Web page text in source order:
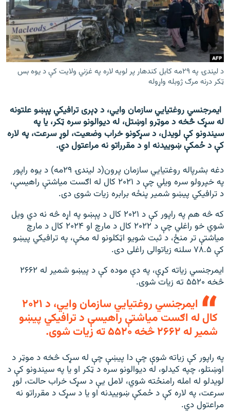
اړیکه
دري پاڼه
Azadi English
راسره ملګري شئ
د ازادې اروپا/ ازادي راډيو ټولې پاڼې
د لیندۍ په ۲۹مه کابل کندهار پر لویه لاره په غزني ولایت کې د یوه بس
ټکر درنه مرګ ژوبله واړوله
ایمرجنسي روغتیايي سازمان وايي، د ډېری ترافیکي پېښو علتونه
له سړک څخه د موټرو اوښتل، له دیوالونو سره ټکر، یا په
سیندونو کې لویدل، د سړکونو خراب وضعیت، لوړ سرعت، په لاره
کې د ځمکې ښوییدنه او د مقرراتو نه مراعتول دي.
دغه بشرپاله روغتیايي سازمان پرون(د لیندۍ ۲۹مه) د یوه راپور
په خپرولو سره ویلي چې د ۲۰۲۱ کال له اګست میاشتې راهیسې،
د ترافیکي پيښو شمیر پنځه برابره زیات شوی دی.
که څه هم په راپور کې د ۲۰۲۱ کال د پېښو په اړه څه نه دي ویل
شوي خو راغلي چې د ۲۰۲۲ کال د مارچ او ۲۰۲۴ کال د مارچ
میاشتې تر منځ، د ثبت شویو اټکلونو له مخې، په ترافیکي پیښو
کې ۷۸.۵ سلنه زیاتوالی راغلی دی.
ایمرجنسي زیاته کړې، په دې موده کې د پيښو شمیر له ۲۶۶۲
څخه ۵۵۲۰ ته زیات شوی.
ایمرجنسي روغتیايي سازمان وايي، د ۲۰۲۱
کال له اګست میاشتې راهیسې د ترافیکي پيښو
شمیر له ۲۶۶۲ څخه ۵۵۲۰ ته زیات شوی.
په راپور کې زیاته شوې چې دا پيښې چې له سړک څخه د موټر د
اوښتلو، چپه کیدلو، له دیوالونو سره د ټکر او یا په سیندونو کې د
لویدلو له امله رامنځته شوي، لامل یې د سړک خراب حالت، لوړ
سرعت، په لاره کې د ځمکې ښوییدنه او یا د سړک د مقرراتو نه
مراعتول دي.